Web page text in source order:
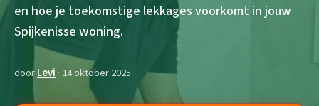
en hoe je toekomstige lekkages voorkomt in jouw
Spijkenisse woning.
doorLevi · 14 oktober 2025